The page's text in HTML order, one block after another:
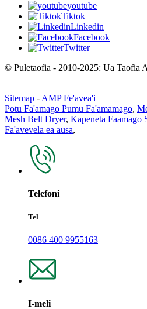
youtube
Tiktok
Linkedin
Facebook
Twitter
© Puletaofia - 2010-2025: Ua Taofia
Sitemap - AMP Fe'avea'i
Potu Fa'amago Pumu Fa'amamago,
Mesh Belt Dryer, Kapeneta Faamago
Fa'avevela ea ausa,
Telefoni
Tel
0086 400 9955163
I-meli